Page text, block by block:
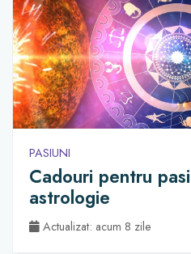
PASIUNI
Cadouri pentru
astrologie
Actualizat: acum 8 zile